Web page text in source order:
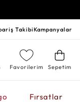
TakibiKampanyalar
Sepetim
Favorilerim
Fırsatlar